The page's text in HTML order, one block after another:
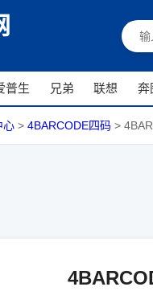
普生 兄弟 联想 奔
心 > 4BARCODE四码 >